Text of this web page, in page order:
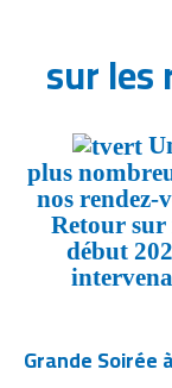
sur les
plus
nos rendez-
Retour
début
Grande Soirée